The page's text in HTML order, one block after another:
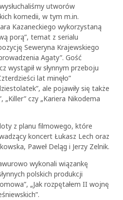
utworów
komedii, w tym m.in.
Kazaneckiego wykorzystaną
porą”, temat z serialu
Seweryna Krajewskiego
Agaty”. Gość
wystąpił w słynnym przeboju
lat minęło”
ale pojawiły się także
czy „Kariera Nikodema
z planu filmowego, które
koncert Łukasz Lech oraz
Paweł Deląg i Jerzy Zelnik.
wykonali wiązankę
polskich produkcji
„Jak rozpętałem II wojnę